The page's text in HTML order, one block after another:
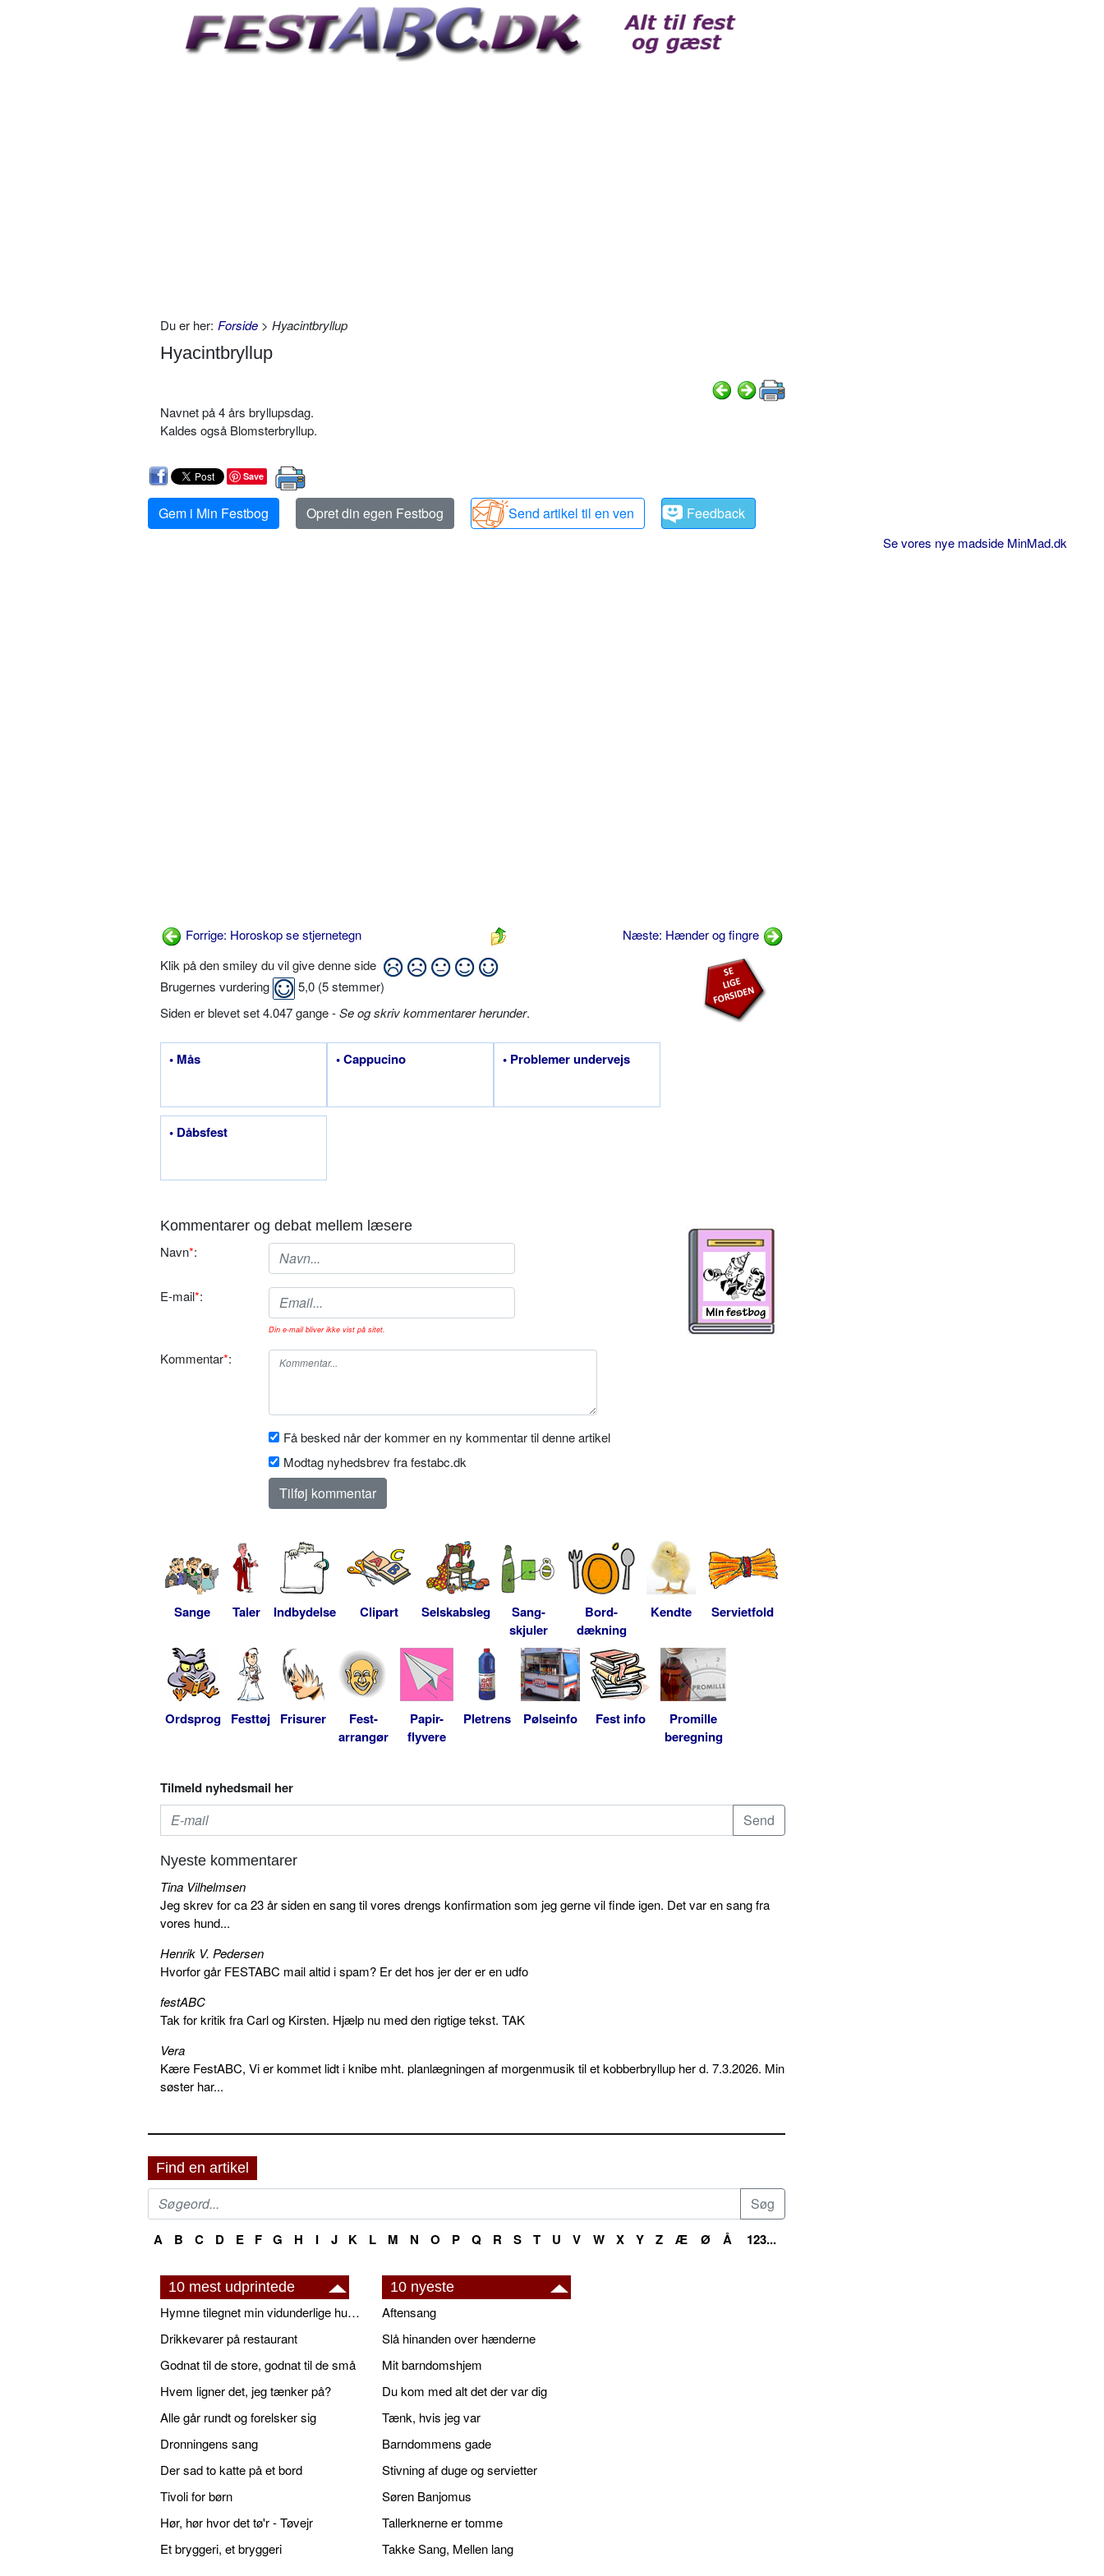
Du er her: Forside > Hyacintbryllup
Hyacintbryllup
Navnet på 4 års bryllupsdag.
Kaldes også Blomsterbryllup.
Save
Gem i Min Festbog Opret din egen Festbog Send artikel til en ven Feedback
Forrige: Horoskop se stjernetegn
Næste: Hænder og fingre
Klik på den smiley du vil give denne side
Brugernes vurdering
5,0 (5stemmer)
Siden er blevet set 4.047 gange -Se og skriv kommentarer herunder.
• Mås • Cappucino • Problemer undervejs
• Dåbsfest
Kommentarer og debat mellem læsere
Navn*:
E-mail*:
Din e-mail bliver ikke vist på sitet.
Kommentar*:
Få besked når der kommer en ny kommentar til denne artikel
Modtag nyhedsbrev fra festabc.dk
Sange Taler Indbydelse Clipart Selskabsleg
Sang-
skjuler
Bord-
dækning
Kendte Servietfold
Ordsprog Festtøj Frisurer
Fest-
arrangør
Papir-
flyvere
Pletrens Pølseinfo Fest info
Promille
beregning
Tilmeld nyhedsmail her
Nyeste kommentarer
Tina Vilhelmsen
Jeg skrev for ca 23 år siden en sang til vores drengs konfirmation som jeg gerne vil finde igen. Det var en sang fra
vores hund...
Henrik V. Pedersen
Hvorfor går FESTABC mail altid i spam? Er det hos jer der er en udfo
festABC
Tak for kritik fra Carl og Kirsten. Hjælp nu med den rigtige tekst. TAK
Vera
Kære FestABC, Vi er kommet lidt i knibe mht. planlægningen af morgenmusik til et kobberbryllup her d. 7.3.2026. Min
søster har...
Find en artikel
A B C D E F G H I J K L M N O P Q R S T U V W X Y Z Æ Ø Å 123...
10 mest udprintede
Hymne tilegnet min vidunderlige husbond
Drikkevarer på restaurant
Godnat til de store, godnat til de små
Hvem ligner det, jeg tænker på?
Alle går rundt og forelsker sig
Dronningens sang
Der sad to katte på et bord
Tivoli for børn
Hør, hør hvor det tø'r - Tøvejr
Et bryggeri, et bryggeri
10 nyeste
Aftensang
Slå hinanden over hænderne
Mit barndomshjem
Du kom med alt det der var dig
Tænk, hvis jeg var
Barndommens gade
Stivning af duge og servietter
Søren Banjomus
Tallerknerne er tomme
Takke Sang, Mellen lang
Se vores nye madside MinMad.dk